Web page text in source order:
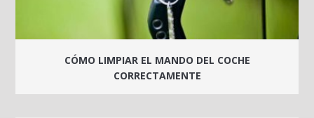
CÓMO LIMPIAR EL MANDO DEL COCHE
CORRECTAMENTE